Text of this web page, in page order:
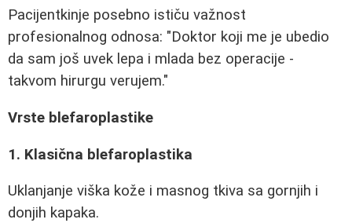
Pacijentkinje posebno ističu važnost
profesionalnog odnosa: "Doktor koji me je ubedio
da sam još uvek lepa i mlada bez operacije -
takvom hirurgu verujem."
Vrste blefaroplastike
1. Klasična blefaroplastika
Uklanjanje viška kože i masnog tkiva sa gornjih i
donjih kapaka.